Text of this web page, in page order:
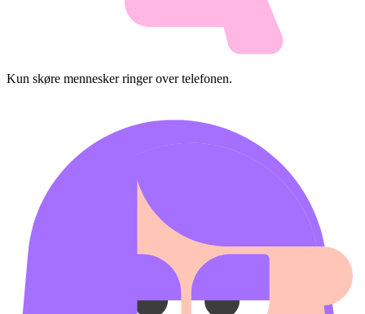
Kun skøre mennesker ringer over telefonen.